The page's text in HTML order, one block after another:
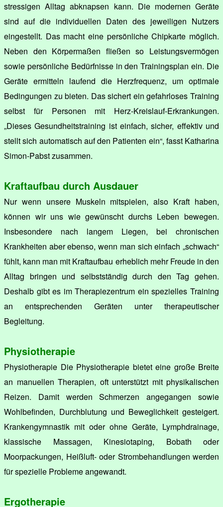
stressigen Alltag abknapsen kann. Die modernen Geräte
sind auf die individuellen Daten des jeweiligen Nutzers
eingestellt. Das macht eine persönliche Chipkarte möglich.
Neben den Körpermaßen fließen so Leistungsvermögen
sowie persönliche Bedürfnisse in den Trainingsplan ein. Die
Geräte ermitteln laufend die Herzfrequenz, um optimale
Bedingungen zu bieten. Das sichert ein gefahrloses Training
selbst für Personen mit Herz-Kreislauf-Erkrankungen.
„Dieses Gesundheitstraining ist einfach, sicher, effektiv und
stellt sich automatisch auf den Patienten ein“, fasst Katharina
Simon-Pabst zusammen.
Kraftaufbau durch Ausdauer
Nur wenn unsere Muskeln mitspielen, also Kraft haben,
können wir uns wie gewünscht durchs Leben bewegen.
Insbesondere nach langem Liegen, bei chronischen
Krankheiten aber ebenso, wenn man sich einfach „schwach“
fühlt, kann man mit Kraftaufbau erheblich mehr Freude in den
Alltag bringen und selbstständig durch den Tag gehen.
Deshalb gibt es im Therapiezentrum ein spezielles Training
an entsprechenden Geräten unter therapeutischer
Begleitung.
Physiotherapie
Physiotherapie Die Physiotherapie bietet eine große Breite
an manuellen Therapien, oft unterstützt mit physikalischen
Reizen. Damit werden Schmerzen angegangen sowie
Wohlbefinden, Durchblutung und Beweglichkeit gesteigert.
Krankengymnastik mit oder ohne Geräte, Lymphdrainage,
klassische Massagen, Kinesiotaping, Bobath oder
Moorpackungen, Heißluft- oder Strombehandlungen werden
für spezielle Probleme angewandt.
Ergotherapie